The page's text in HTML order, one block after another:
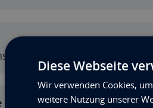
Available
Diese Webseite
Wir verwenden Cookies,
weitere Nutzung unserer